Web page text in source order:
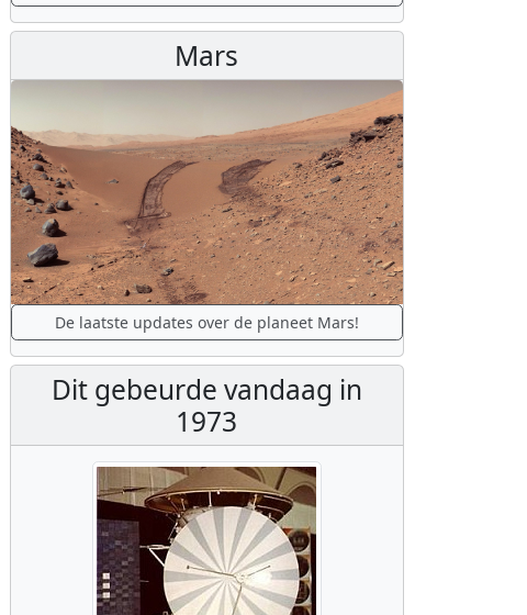
Mars
De laatste updates over de planeet Mars!
Dit gebeurde vandaag in
1973